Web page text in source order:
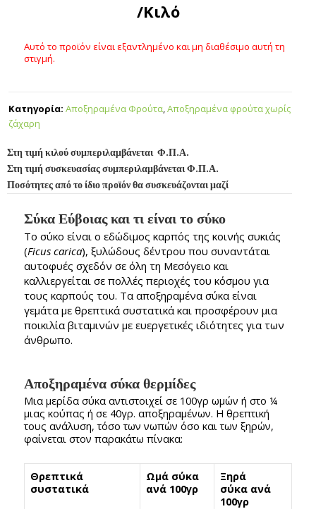
/Κιλό
Αυτό το προϊόν είναι εξαντλημένο και μη διαθέσιμο αυτή τη
στιγμή.
Κατηγορία: Αποξηραμένα Φρούτα,Αποξηραμένα φρούτα χωρίς
ζάχαρη
Στη τιμή κιλού συμπεριλαμβάνεται Φ.Π.Α.
Στη τιμή συσκευασίας συμπεριλαμβάνεται Φ.Π.Α.
Ποσότητες από το ίδιο προϊόν θα συσκευάζονται μαζί
Σύκα Εύβοιας και τι είναι το σύκο
Το σύκο είναι ο εδώδιμος καρπός της κοινής συκιάς
(Ficus carica), ξυλώδους δέντρου που συναντάται
αυτοφυές σχεδόν σε όλη τη Μεσόγειο και
καλλιεργείται σε πολλές περιοχές του κόσμου για
τους καρπούς του. Τα αποξηραμένα σύκα είναι
γεμάτα με θρεπτικά συστατικά και προσφέρουν μια
ποικιλία βιταμινών με ευεργετικές ιδιότητες για των
άνθρωπο.
Αποξηραμένα σύκα θερμίδες
Μια μερίδα σύκα αντιστοιχεί σε 100γρ ωμών ή στο ¼
μιας κούπας ή σε 40γρ. αποξηραμένων. Η θρεπτική
τους ανάλυση, τόσο των νωπών όσο και των ξηρών,
φαίνεται στον παρακάτω πίνακα:
Θρεπτικά
συστατικά
Ωμά σύκα
ανά 100γρ
Ξηρά
σύκα ανά
100γρ